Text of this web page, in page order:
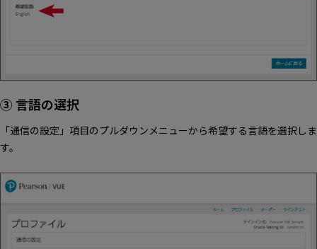
③ 言語の選択
「通信の設定」項目のプルダウンメニューから希望する言語を選択しま
す。